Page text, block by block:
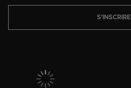
S'INSCRIRE